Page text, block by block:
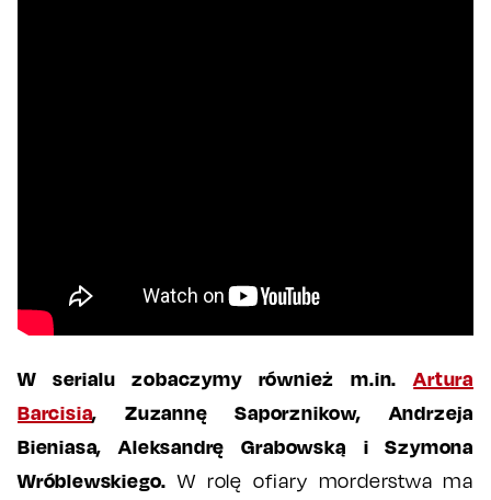
W serialu zobaczymy również m.in.Artura
Barcisia, Zuzannę Saporznikow, Andrzeja
Bieniasa, Aleksandrę Grabowską i Szymona
Wróblewskiego. W rolę ofiary morderstwa ma